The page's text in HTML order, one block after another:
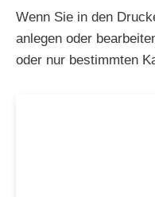
Wenn Sie in den
anlegen oder
oder nur bestimmten